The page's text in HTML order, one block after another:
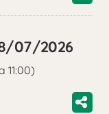
07/2026
11:00)